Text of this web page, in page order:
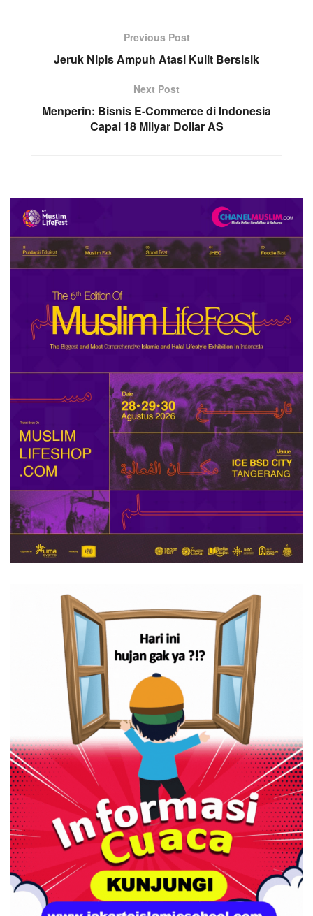
Previous Post
Jeruk Nipis Ampuh Atasi Kulit Bersisik
Next Post
Menperin: Bisnis E-Commerce di Indonesia
Capai 18 Milyar Dollar AS